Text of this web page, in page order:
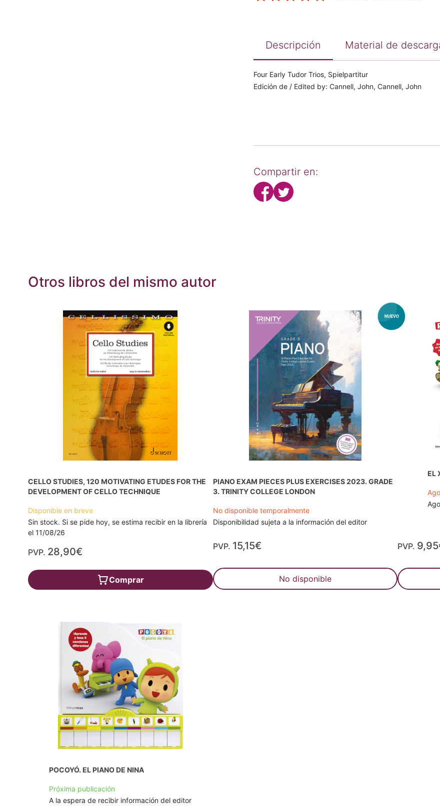
Descripción Material de
Four Early Tudor Trios, Spielpartitur
Edición de / Edited by: Cannell, John, Cannell, John
Compartir en:
Otros libros del mismo autor
CELLO STUDIES, 120 MOTIVATING ETUDES FOR THE
DEVELOPMENT OF CELLO TECHNIQUE
Disponible en breve
Sin stock. Si se pide hoy, se estima recibir en la librería
el 11/08/26
PVP. 28,90€
Comprar
PIANO EXAM PIECES PLUS EXERCISES 2023. GRADE
3. TRINITY COLLEGE LONDON
No disponible temporalmente
Disponibilidad sujeta a la información del editor
PVP. 15,15€
No disponible
EL
PVP.
POCOYÓ. EL PIANO DE NINA
Próxima publicación
A la espera de recibir información del editor